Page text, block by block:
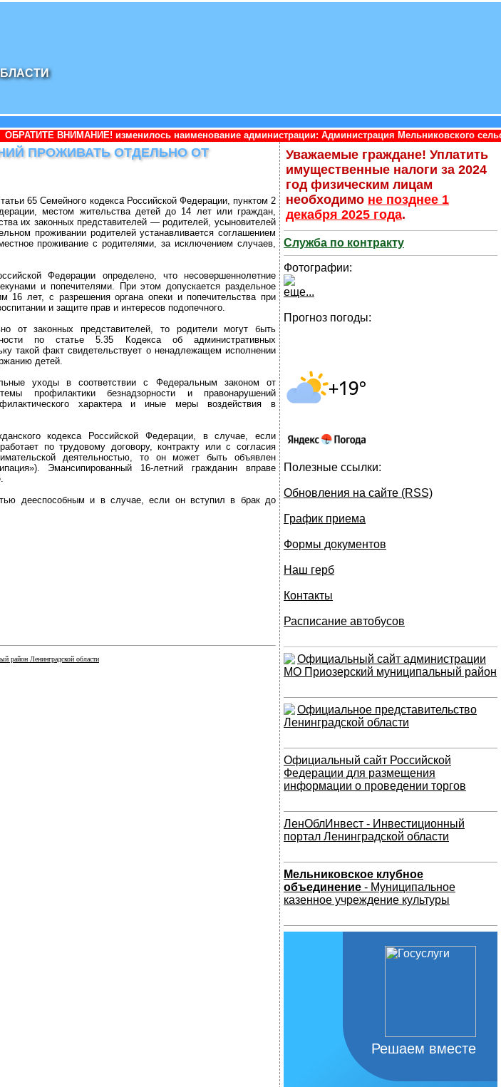
изменилось наименование администрации: Администрация Мельниковского сельского
ПРОЖИВАТЬ ОТДЕЛЬНО ОТ
65 Семейного кодекса Российской Федерации, пунктом 2
местом жительства детей до 14 лет или граждан,
их законных представителей — родителей, усыновителей
проживании родителей устанавливается соглашением
проживание с родителями, за исключением случаев,
Федерации определено, что несовершеннолетние
и попечителями. При этом допускается раздельное
16 лет, с разрешения органа опеки и попечительства при
и защите прав и интересов подопечного.
от законных представителей, то родители могут быть
по статье 5.35 Кодекса об административных
такой факт свидетельствует о ненадлежащем исполнении
детей.
уходы в соответствии с Федеральным законом от
безнадзорности и правонарушений
характера и иные меры воздействия в
кодекса Российской Федерации, в случае, если
по трудовому договору, контракту или с согласия
деятельностью, то он может быть объявлен
Эмансипированный 16-летний гражданин вправе
дееспособным и в случае, если он вступил в брак до
район Ленинградской области
Уважаемые граждане! Уплатить
имущественные налоги за 2024
год физическим лицам
необходимо не позднее 1
декабря 2025 года.
Служба по контракту
Фотографии:
еще...
Прогноз погоды:
Полезные ссылки:
Обновления на сайте (RSS)
График приема
Формы документов
Наш герб
Контакты
Расписание автобусов
Официальный сайт администрации
МО Приозерский муниципальный район
Официальное представительство
Ленинградской области
Официальный сайт Российской
Федерации для размещения
информации о проведении торгов
ЛенОблИнвест - Инвестиционный
портал Ленинградской области
Мельниковское клубное
объединение - Муниципальное
казенное учреждение культуры
Решаем вместе